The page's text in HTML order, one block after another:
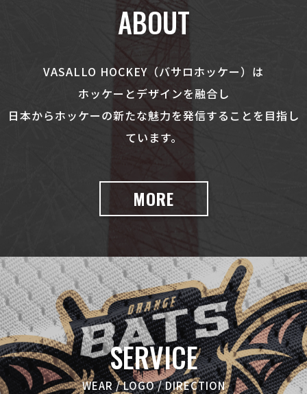
ABOUT
VASALLO HOCKEY（バサロホッケー）は
ホッケーとデザインを融合し
日本からホッケーの新たな魅力を発信することを目指し
ています。
MORE
SERVICE
WEAR / LOGO / DIRECTION